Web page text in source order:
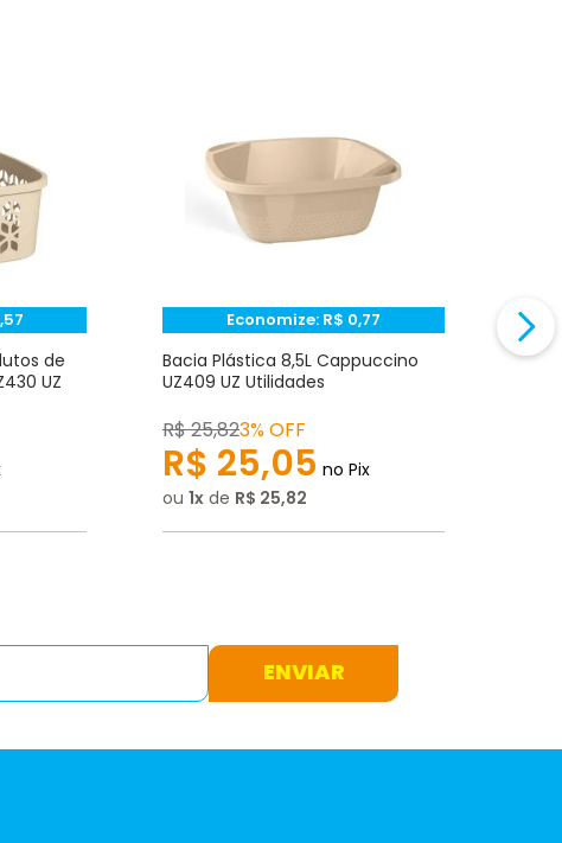
de
UZ
Economize: R$ 0,77
Bacia Plástica 8,5L Cappuccino
UZ409 UZ Utilidades
R$25,823% OFF
R$ 25,05 no Pix
ou 1 de R$ 25,82
ENVIAR